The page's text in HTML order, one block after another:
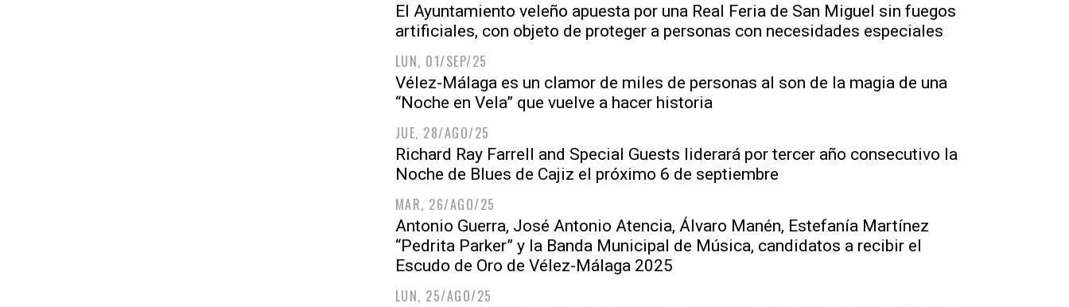
El Ayuntamiento veleño apuesta por una Real Feria de San Miguel sin fuegos
artificiales, con objeto de proteger a personas con necesidades especiales
LUN, 01/SEP/25
Vélez-Málaga es un clamor de miles de personas al son de la magia de una
“Noche en Vela” que vuelve a hacer historia
JUE, 28/AGO/25
Richard Ray Farrell and Special Guests liderará por tercer año consecutivo la
Noche de Blues de Cajiz el próximo 6 de septiembre
MAR, 26/AGO/25
Antonio Guerra, José Antonio Atencia, Álvaro Manén, Estefanía Martínez
“Pedrita Parker” y la Banda Municipal de Música, candidatos a recibir el
Escudo de Oro de Vélez-Málaga 2025
LUN, 25/AGO/25